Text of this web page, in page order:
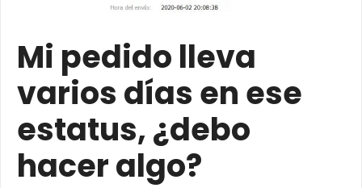
Mi pedido lleva
varios días en ese
estatus, ¿debo
hacer algo?